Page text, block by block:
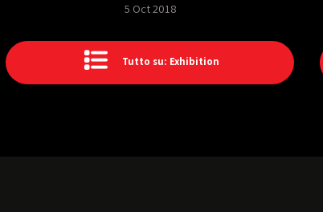
5 Oct 2018
Tutto su: Exhibition